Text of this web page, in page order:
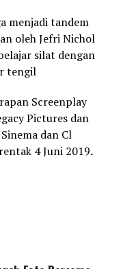
menjadi tandem
oleh Jefri Nichol
silat dengan
tengil
Screenplay
Pictures dan
dan Cl
4 Juni 2019.